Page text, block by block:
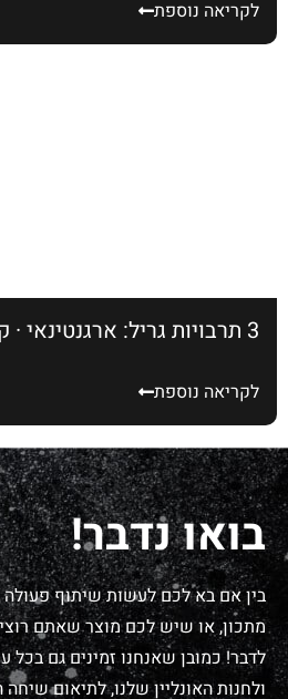
לקריאה נוספת
3 תרבויות גריל: ארגנטינאי · קוריאני · טקסני
לקריאה נוספת
בואו נדבר!
בין אם בא לכם לעשות שיתוף פעולה
מתכון, או שיש לכם מוצר שאתם
לדבר! כמובן שאנחנו זמינים גם בכל
ולחנות האונליין שלנו, לתיאום